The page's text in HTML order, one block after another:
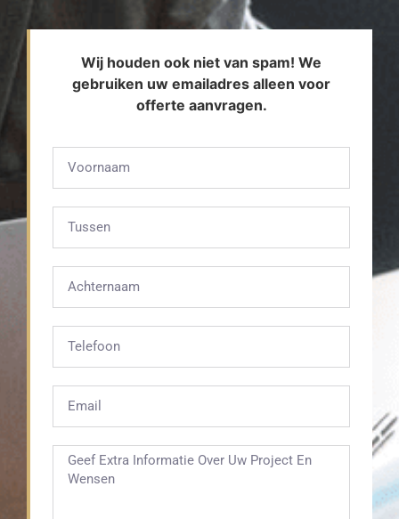
Wij houden ook niet van spam! We
gebruiken uw emailadres alleen voor
offerte aanvragen.